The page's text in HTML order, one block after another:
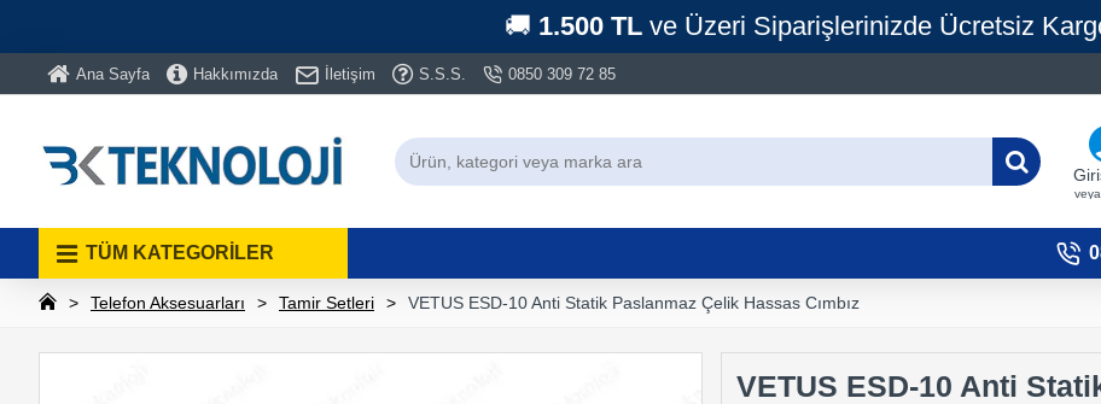
🚚 1.500 TLve Üzeri Siparişlerinizde Ücretsiz
Ana Sayfa Hakkımızda İletişim S.S.S. 0850 309 72 85
TÜM KATEGORİLER
Telefon Aksesuarları Tamir Setleri VETUS ESD-10 Anti Statik Paslanmaz Çelik Hassas Cımbız
VETUS ESD-10 Anti